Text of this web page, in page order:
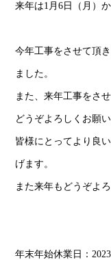
来年は1月6日（月）
今年工事をさせて頂
ました。
また、来年工事をさ
どうぞよろしくお願い
皆様にとってより良
げます。
また来年もどうぞよ
年末年始休業日：